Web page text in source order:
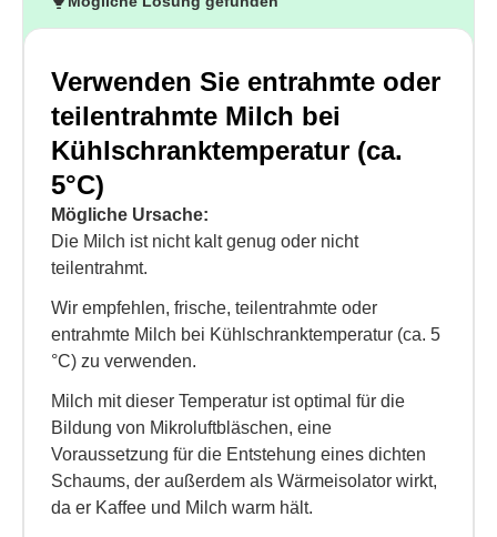
Verwenden Sie entrahmte oder
teilentrahmte Milch bei
Kühlschranktemperatur (ca.
5°C)
Mögliche Ursache:
Die Milch ist nicht kalt genug oder nicht
teilentrahmt.
Wir empfehlen, frische, teilentrahmte oder
entrahmte Milch bei Kühlschranktemperatur (ca. 5
°C) zu verwenden.
Milch mit dieser Temperatur ist optimal für die
Bildung von Mikroluftbläschen, eine
Voraussetzung für die Entstehung eines dichten
Schaums, der außerdem als Wärmeisolator wirkt,
da er Kaffee und Milch warm hält.